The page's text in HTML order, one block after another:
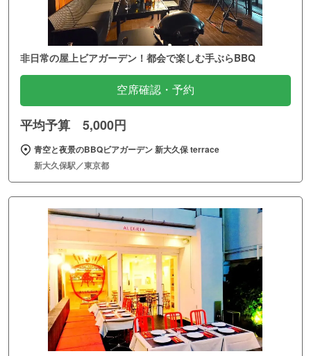
非日常の屋上ビアガーデン！都会で楽しむ手ぶらBBQ
空席確認・予約
平均予算 5,000円
青空と夜景のBBQビアガーデン 新大久保 terrace
新大久保駅／東京都